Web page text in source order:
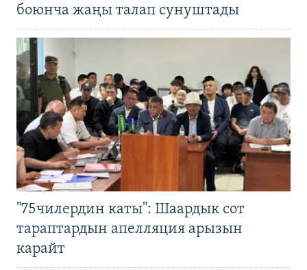
боюнча жаңы талап сунуштады
"75чилердин каты": Шаардык сот
тараптардын апелляция арызын
карайт